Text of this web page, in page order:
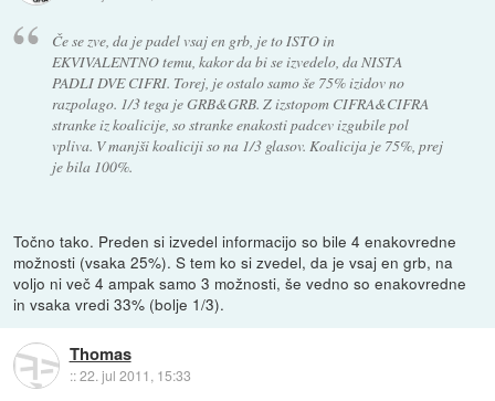
Če se zve, da je padel vsaj en grb, je to ISTO in
EKVIVALENTNO temu, kakor da bi se izvedelo, da NISTA
PADLI DVE CIFRI. Torej, je ostalo samo še 75% izidov no
razpolago. 1/3 tega je GRB&GRB. Z izstopom CIFRA&CIFRA
stranke iz koalicije, so stranke enakosti padcev izgubile pol
vpliva. V manjši koaliciji so na 1/3 glasov. Koalicija je 75%, prej
je bila 100%.
Točno tako. Preden si izvedel informacijo so bile 4 enakovredne
možnosti (vsaka 25%). S tem ko si zvedel, da je vsaj en grb, na
voljo ni več 4 ampak samo 3 možnosti, še vedno so enakovredne
in vsaka vredi 33% (bolje 1/3).
Thomas
::22. jul 2011, 15:33